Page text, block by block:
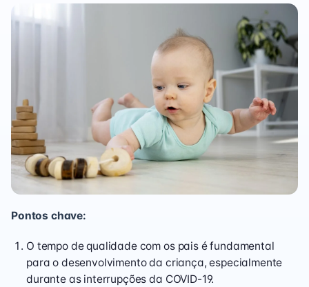
Pontos chave:
O tempo de qualidade com os pais é fundamental
para o desenvolvimento da criança, especialmente
durante as interrupções da COVID-19.